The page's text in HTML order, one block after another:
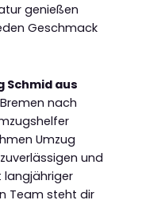
genießen
Geschmack
Schmid aus
nach
Umzug
und
langjähriger
Team steht dir